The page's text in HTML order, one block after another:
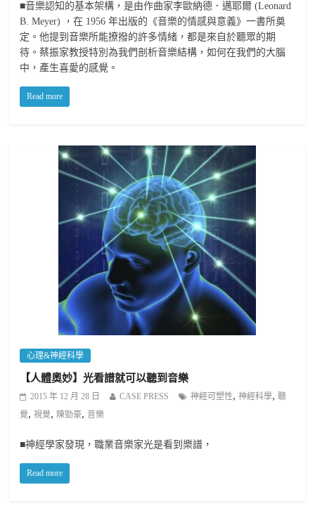
■音樂認知的基本架構，是由作曲家李歐納德．邁耶爾 (Leonard
B. Meyer) ，在 1956 年出版的《音樂的情感與意義》一書所奠
定。他提到音樂所能撩撥的許多情緒，都是來自於聽眾的期
待。蔡振家教授特別為我們剖析音樂結構，如何在我們的大腦
中，產生喜愛的感覺。
Read more
心理&神經科學
【人體奧妙】光看譜就可以聽到音樂
2015 年 12 月 28 日 CASE PRESS 神經可塑性,神經科學,聽
覺,視覺, 陳勁豪,音樂
■神經學家發現，職業音樂家光是看到樂譜，
Read more